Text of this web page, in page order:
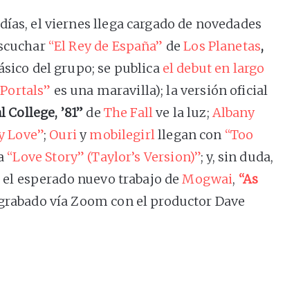
el viernes llega cargado de novedades
“El Rey de España” deLos Planetas,
del grupo; se publicael debut en largo
es una maravilla); la versión oficial
’81” de The Fallve la luz; Albany
Love”; Ouriymobilegirlllegan con “Too
“Love Story” (Taylor’s Version)”; y, sin duda,
esperado nuevo trabajo deMogwai, “As
vía Zoom con el productor Dave